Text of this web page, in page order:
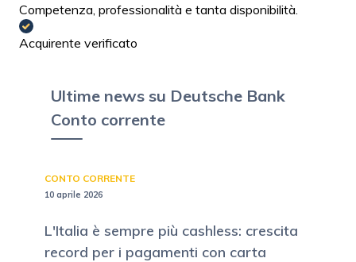
Competenza, professionalità e tanta disponibilità.
Acquirente verificato
Ultime news su Deutsche Bank
Conto corrente
CONTO CORRENTE
10 aprile 2026
L'Italia è sempre più cashless: crescita
record per i pagamenti con carta